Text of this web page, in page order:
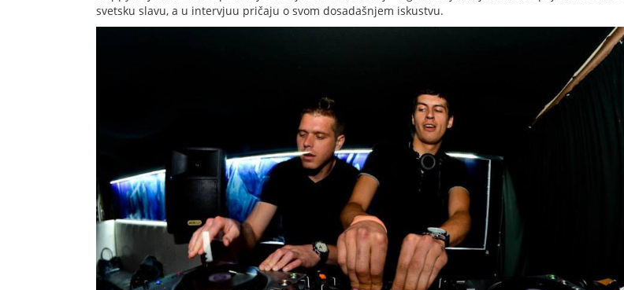
svetsku slavu, a u intervjuu pričaju o svom dosadašnjem iskustvu.